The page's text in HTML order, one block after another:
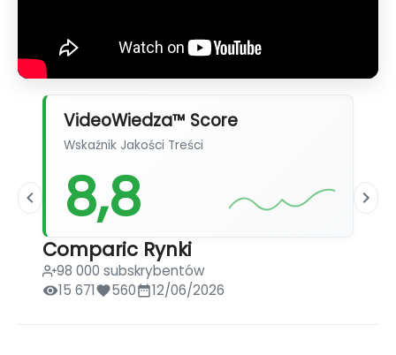
VideoWiedza™ Score
Wskaźnik Jakości Treści
8,8
Comparic Rynki
98 000 subskrybentów
15 671
560 12/06/2026